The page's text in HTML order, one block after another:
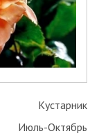
Кустарник
Июль-Октябрь